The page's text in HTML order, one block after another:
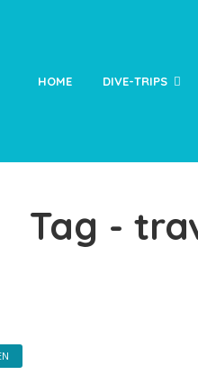
HOME DIVE-TRIPS
Tag -